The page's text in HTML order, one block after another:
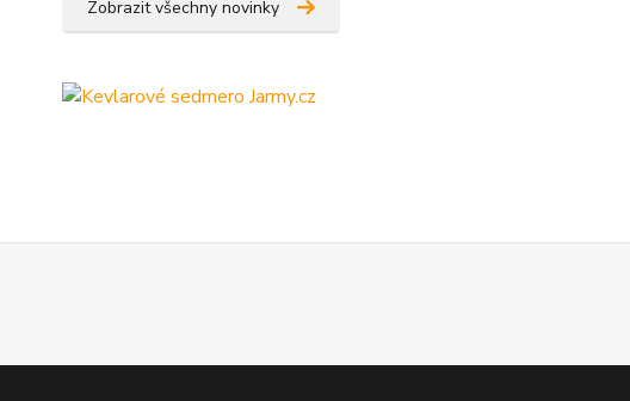
Zobrazit všechny novinky